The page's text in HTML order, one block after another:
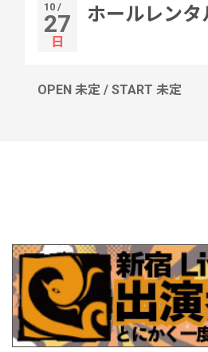
10 /
27
日
ホールレンタ
OPEN 未定 / START 未定